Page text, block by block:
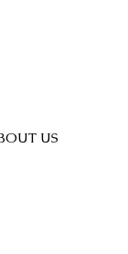
US